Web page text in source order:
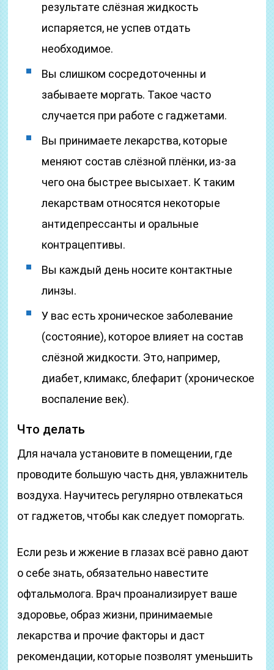
результате слёзная жидкость
испаряется, не успев отдать
необходимое.
Вы слишком сосредоточенны и
забываете моргать. Такое часто
случается при работе с гаджетами.
Вы принимаете лекарства, которые
меняют состав слёзной плёнки, из-за
чего она быстрее высыхает. К таким
лекарствам относятся некоторые
антидепрессанты и оральные
контрацептивы.
Вы каждый день носите контактные
линзы.
У вас есть хроническое заболевание
(состояние), которое влияет на состав
слёзной жидкости. Это, например,
диабет, климакс, блефарит (хроническое
воспаление век).
Что делать
Для начала установите в помещении, где
проводите большую часть дня, увлажнитель
воздуха. Научитесь регулярно отвлекаться
от гаджетов, чтобы как следует поморгать.
Если резь и жжение в глазах всё равно дают
о себе знать, обязательно навестите
офтальмолога. Врач проанализирует ваше
здоровье, образ жизни, принимаемые
лекарства и прочие факторы и даст
рекомендации, которые позволят уменьшить